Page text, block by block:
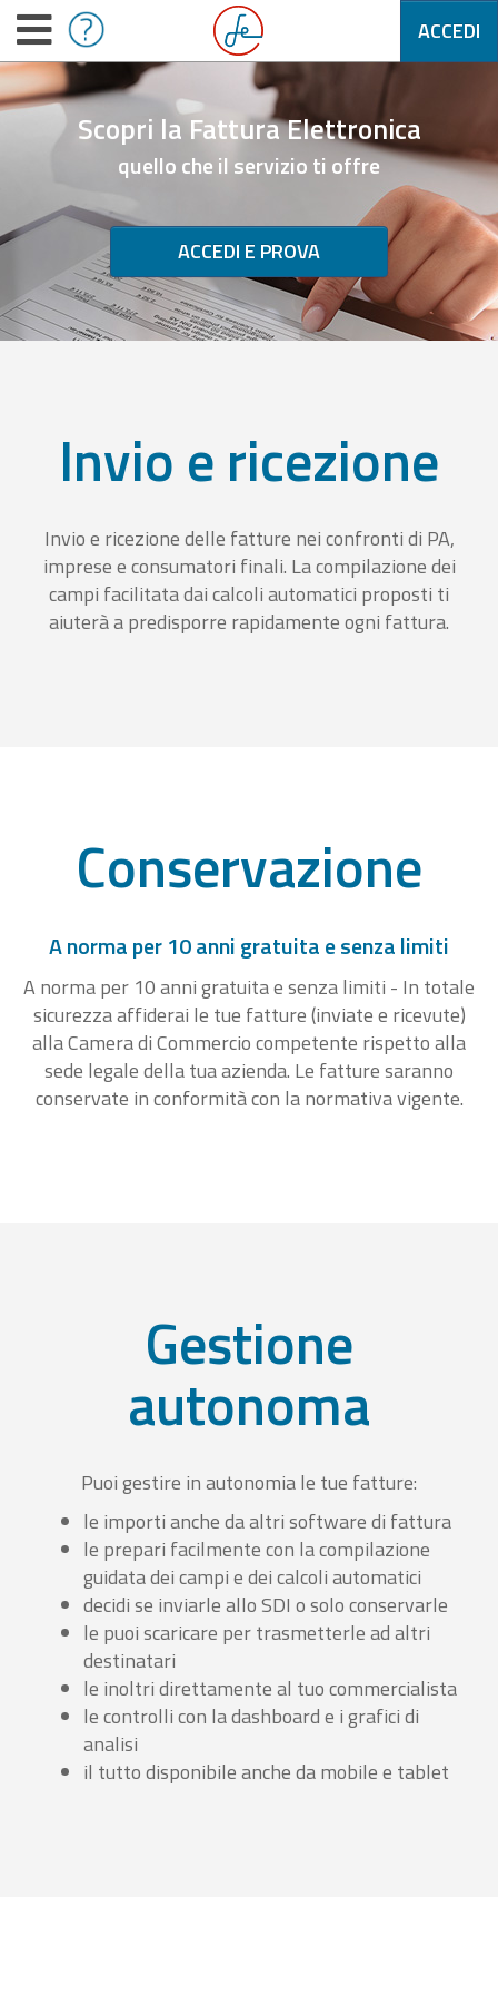
ACCEDI
Scopri la Fattura Elettronica
quello che il servizio ti offre
ACCEDI E PROVA
Invio e ricezione
Invio e ricezione delle fatture nei confronti di PA,
imprese e consumatori finali. La compilazione dei
campi facilitata dai calcoli automatici proposti ti
aiuterà a predisporre rapidamente ogni fattura.
Conservazione
A norma per 10 anni gratuita e senza limiti
A norma per 10 anni gratuita e senza limiti - In totale
sicurezza affiderai le tue fatture (inviate e ricevute)
alla Camera di Commercio competente rispetto alla
sede legale della tua azienda. Le fatture saranno
conservate in conformità con la normativa vigente.
Gestione
autonoma
Puoi gestire in autonomia le tue fatture:
le importi anche da altri software di fattura
le prepari facilmente con la compilazione
guidata dei campi e dei calcoli automatici
decidi se inviarle allo SDI o solo conservarle
le puoi scaricare per trasmetterle ad altri
destinatari
le inoltri direttamente al tuo commercialista
le controlli con la dashboard e i grafici di
analisi
il tutto disponibile anche da mobile e tablet